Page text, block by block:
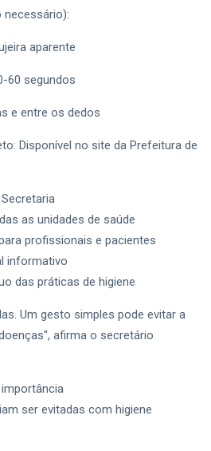
necessário):
aparente
60 segundos
e entre os dedos
Disponível no site da Prefeitura de
as unidades de saúde
profissionais e pacientes
informativo
das práticas de higiene
Um gesto simples pode evitar a
afirma o secretário
ser evitadas com higiene